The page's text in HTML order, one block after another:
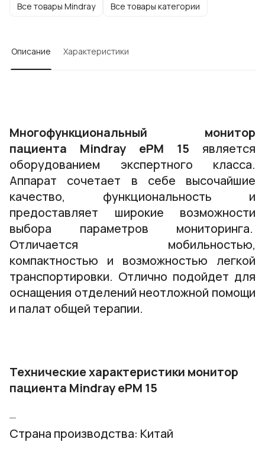
Все товары Mindray Все товары категории
Описание Характеристики
Многофункциональный монитор
пациента Mindray ePM 15 является
оборудованием экспертного класса.
Аппарат сочетает в себе высочайшие
качество, функциональность и
предоставляет широкие возможности
выбора параметров мониторинга.
Отличается мобильностью,
компактностью и возможностью легкой
транспортировки. Отлично подойдет для
оснащения отделений неотложной помощи
и палат общей терапии.
Технические характеристики монитор
пациента Mindray ePM 15
Страна производства: Китай